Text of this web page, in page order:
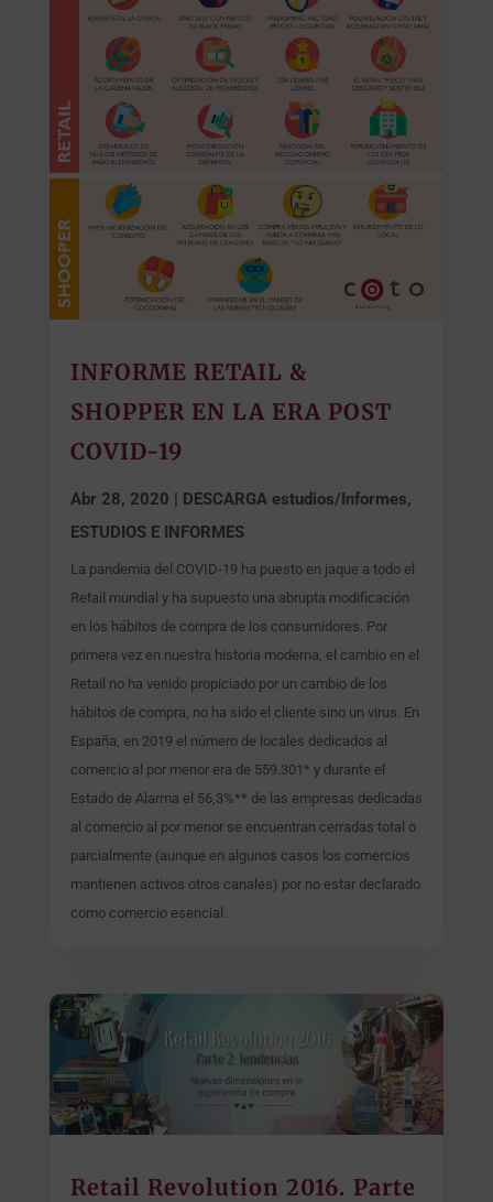
INFORME RETAIL &
SHOPPER EN LA ERA POST
COVID-19
Abr 28, 2020 | DESCARGA estudios/Informes,
ESTUDIOS E INFORMES
La pandemia del COVID-19 ha puesto en jaque a todo el
Retail mundial y ha supuesto una abrupta modificación
en los hábitos de compra de los consumidores. Por
primera vez en nuestra historia moderna, el cambio en el
Retail no ha venido propiciado por un cambio de los
hábitos de compra, no ha sido el cliente sino un virus. En
España, en 2019 el número de locales dedicados al
comercio al por menor era de 559.301* y durante el
Estado de Alarma el 56,3%** de las empresas dedicadas
al comercio al por menor se encuentran cerradas total o
parcialmente (aunque en algunos casos los comercios
mantienen activos otros canales) por no estar declarado
como comercio esencial.
Retail Revolution 2016. Parte